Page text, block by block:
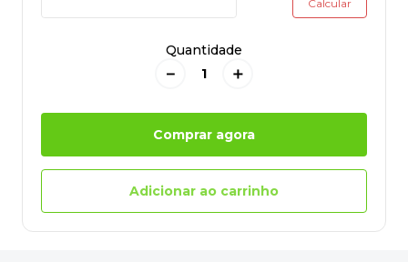
Quantidade
＋
－
Comprar agora
Adicionar ao carrinho